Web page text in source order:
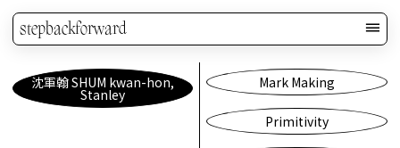
stepbackforward
Mark Making
Primitivity
沈軍翰 SHUM kwan-hon,
Stanley